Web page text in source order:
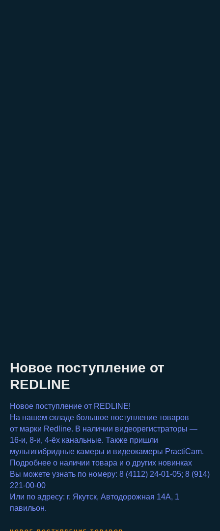
Новое поступление от
REDLINE
Новое поступление от REDLINE!
На нашем складе большое поступление товаров
от марки Redline. В наличии видеорегистраторы —
16-и, 8-и, 4-ёх канальные. Также пришли
мультигибридные камеры и видеокамеры PractiCam.
Подробнее о наличии товара и о других новинках
Вы можете узнать по номеру: 8 (4112) 24-01-05; 8 (914)
221-00-00
Или по адресу: г. Якутск, Автодорожная 14А, 1
павильон.